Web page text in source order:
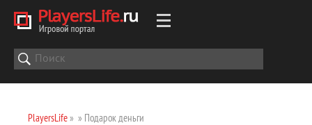
PlayersLife» » Подарок деньги